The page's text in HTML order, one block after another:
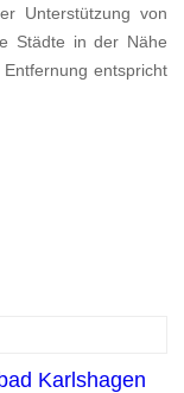
Unterstützung von
Städte in der Nähe
entspricht
Karlshagen